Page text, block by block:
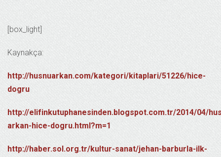
[box_light]
Kaynakça:
http://husnuarkan.com/kategori/kitaplari/51226/hice-
dogru
http://elifinkutuphanesinden.blogspot.com.tr/2014/04/
arkan-hice-dogru.html?m=1
http://haber.sol.org.tr/kultur-sanat/jehan-barburla-ilk-